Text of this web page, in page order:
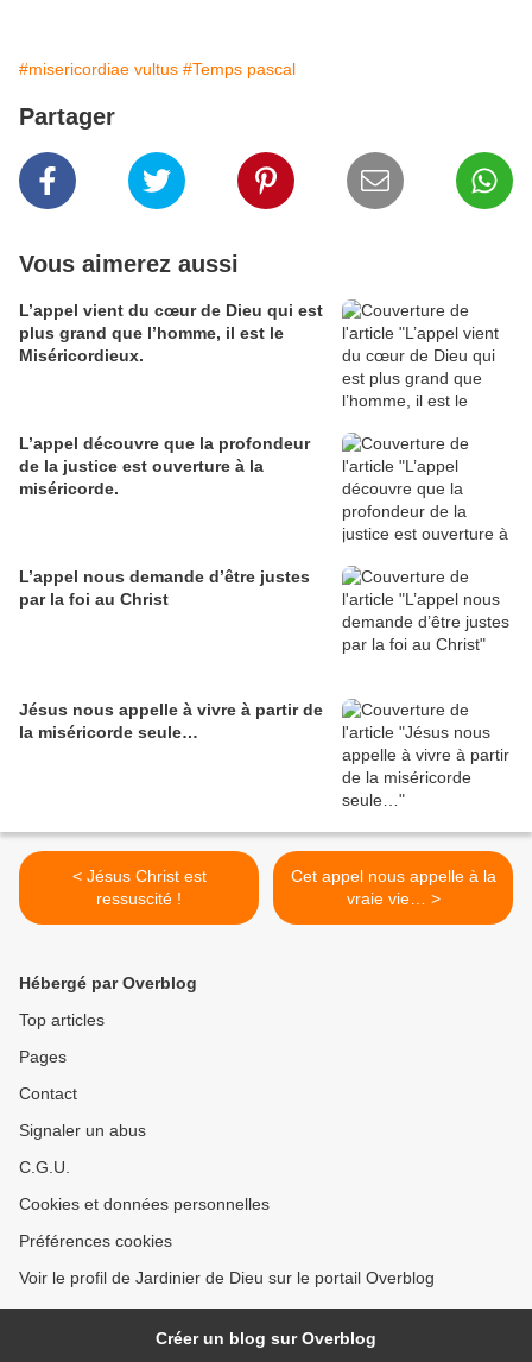
#misericordiae vultus #Temps pascal
Partager
Vous aimerez aussi
L’appel vient du cœur de Dieu qui est
plus grand que l’homme, il est le
Miséricordieux.
L’appel découvre que la profondeur
de la justice est ouverture à la
miséricorde.
L’appel nous demande d’être justes
par la foi au Christ
Jésus nous appelle à vivre à partir de
la miséricorde seule…
< Jésus Christ est
ressuscité !
Cet appel nous appelle à la
vraie vie… >
Hébergé par Overblog
Top articles
Pages
Contact
Signaler un abus
C.G.U.
Cookies et données personnelles
Préférences cookies
Voir le profil de Jardinier de Dieu sur le portail Overblog
Créer un blog sur Overblog